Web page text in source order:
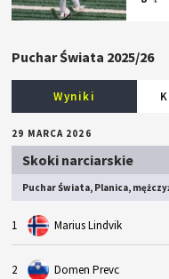
Puchar Świata 2025/26
Wyniki
29 MARCA 2026
Skoki narciarskie
Puchar Świata, Planica,
1 Marius Lindvik
2 Domen Prevc